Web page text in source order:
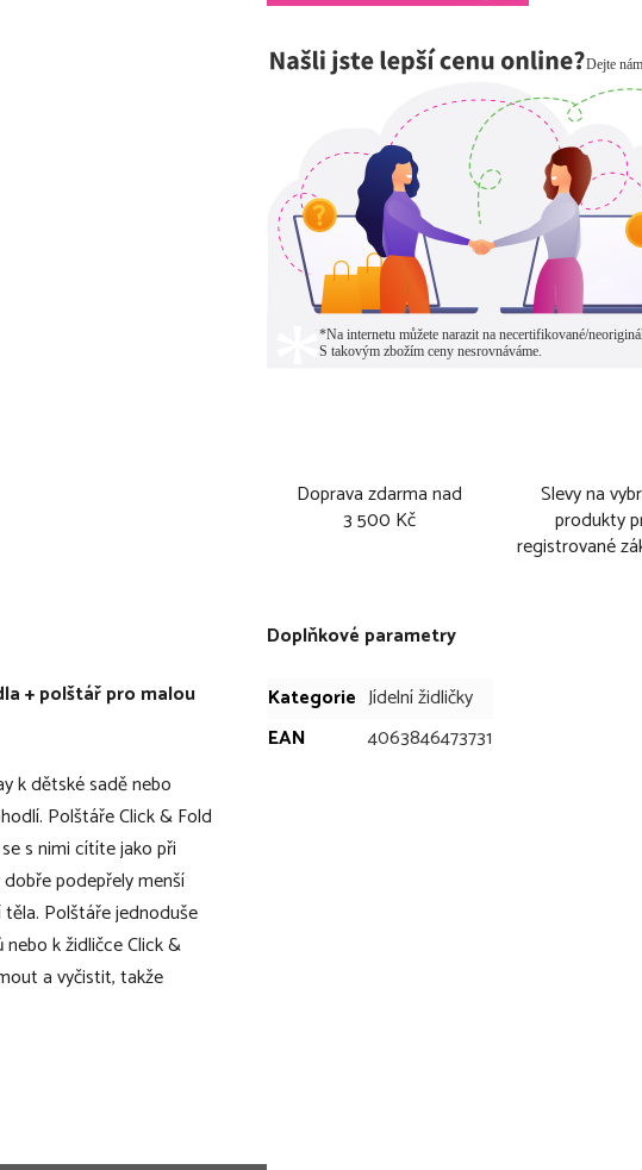
Doprava zdarma nad
3 500 Kč
Slevy na
produkty
registrované
+ polštář pro malou
k dětské sadě nebo
Polštáře Click & Fold
s nimi cítíte jako při
podepřely menší
Polštáře jednoduše
k židličce Click &
a vyčistit, takže
- pro děti od 6 měsíců
Doplňkové parametry
Kategorie Jídelní židličky
EAN
4063846473731